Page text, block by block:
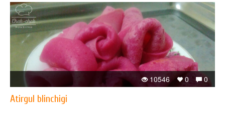
0
0
10546
Atirgul blinchigi